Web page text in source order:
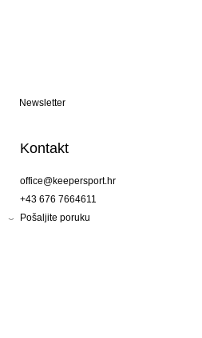
Newsletter
Kontakt
office@keepersport.hr
+43 676 7664611
Pošaljite poruku